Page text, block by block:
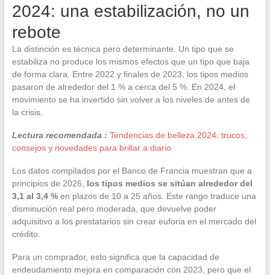
2024: una estabilización, no un
rebote
La distinción es técnica pero determinante. Un tipo que se
estabiliza no produce los mismos efectos que un tipo que baja
de forma clara. Entre 2022 y finales de 2023, los tipos medios
pasaron de alrededor del 1 % a cerca del 5 %. En 2024, el
movimiento se ha invertido sin volver a los niveles de antes de
la crisis.
Lectura recomendada : Tendencias de belleza 2024: trucos,
consejos y novedades para brillar a diario
Los datos compilados por el Banco de Francia muestran que a
principios de 2026, los tipos medios se sitúan alrededor del
3,1 al 3,4 %en plazos de 10 a 25 años. Este rango traduce una
disminución real pero moderada, que devuelve poder
adquisitivo a los prestatarios sin crear euforia en el mercado del
crédito.
Para un comprador, esto significa que la capacidad de
endeudamiento mejora en comparación con 2023, pero que el